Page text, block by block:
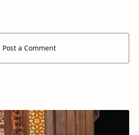
Post a Comment